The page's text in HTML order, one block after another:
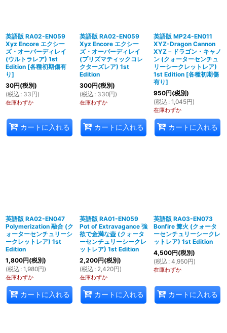
英語版 RA02-EN059
Xyz Encore エクシー
ズ・オーバーディレイ
(ウルトラレア) 1st
Edition [各種初期傷有
り]
30円(税別)
(税込 : 33円)
在庫わずか
カートに入れる
英語版 RA02-EN059
Xyz Encore エクシー
ズ・オーバーディレイ
(プリズマティックコレ
クターズレア) 1st
Edition
300円(税別)
(税込 : 330円)
在庫わずか
カートに入れる
英語版 MP24-EN011
XYZ-Dragon Cannon
XYZ－ドラゴン・キャノ
ン (クォーターセンチュ
リーシークレットレア)
1st Edition [各種初期傷
有り]
950円(税別)
(税込 : 1,045円)
在庫わずか
カートに入れる
英語版 RA02-EN047
Polymerization 融合 (ク
ォーターセンチュリーシ
ークレットレア) 1st
Edition
1,800円(税別)
(税込 : 1,980円)
在庫わずか
カートに入れる
英語版 RA01-EN059
Pot of Extravagance 強
欲で金満な壺 (クォータ
ーセンチュリーシークレ
ットレア) 1st Edition
2,200円(税別)
(税込 : 2,420円)
在庫わずか
カートに入れる
英語版 RA03-EN073
Bonfire 篝火 (クォータ
ーセンチュリーシークレ
ットレア) 1st Edition
4,500円(税別)
(税込 : 4,950円)
在庫わずか
カートに入れる